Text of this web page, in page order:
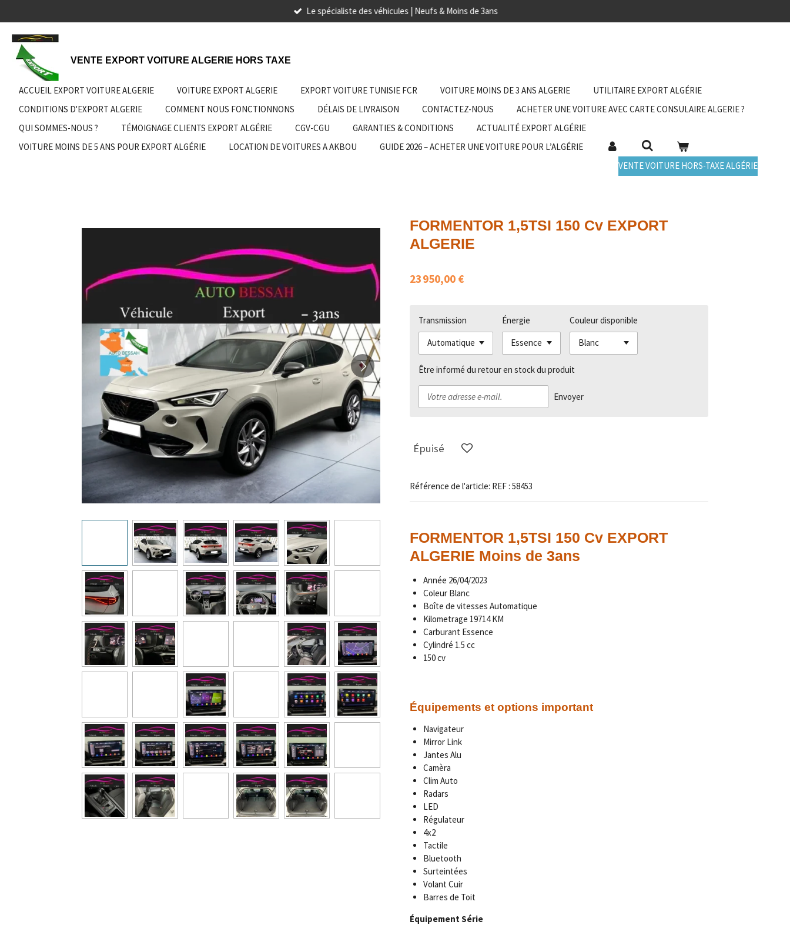
au
contenu
principal
Le spécialiste des véhicules | Neufs & Moins de 3ans
VENTE EXPORT VOITURE ALGERIE HORS TAXE
ACCUEIL EXPORT VOITURE ALGERIE VOITURE EXPORT ALGERIE EXPORT VOITURE TUNISIE FCR VOITURE MOINS DE 3 ANS ALGERIE
UTILITAIRE EXPORT ALGÉRIE
CONDITIONS D'EXPORT ALGERIE
COMMENT NOUS FONCTIONNONS DÉLAIS DE LIVRAISON CONTACTEZ-NOUS
ACHETER UNE VOITURE AVEC CARTE CONSULAIRE ALGERIE ?
QUI SOMMES-NOUS ?
TÉMOIGNAGE CLIENTS EXPORT ALGÉRIE CGV-CGU GARANTIES & CONDITIONS
ACTUALITÉ EXPORT ALGÉRIE
VOITURE MOINS DE 5 ANS POUR EXPORT ALGÉRIE
LOCATION DE VOITURES A AKBOU
GUIDE 2026 – ACHETER UNE VOITURE POUR L’ALGÉRIE
VENTE VOITURE HORS-TAXE ALGÉRIE
FORMENTOR 1,5TSI 150 Cv EXPORT
ALGERIE
23 950,00 €
Transmission Énergie Couleur disponible
Être informé du retour en stock du produit
Envoyer
Épuisé
Référence de l'article: REF : 58453
FORMENTOR 1,5TSI 150 Cv EXPORT
ALGERIE Moins de 3ans
Année 26/04/2023
Coleur Blanc
Boîte de vitesses Automatique
Kilometrage 19714 KM
Carburant Essence
Cylindré 1.5 cc
150 cv
Équipements et options important
Navigateur
Mirror Link
Jantes Alu
Camèra
Clim Auto
Radars
LED
Régulateur
4x2
Tactile
Bluetooth
Surteintées
Volant Cuir
Barres de Toit
Équipement Série